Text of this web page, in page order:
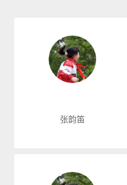
张韵笛